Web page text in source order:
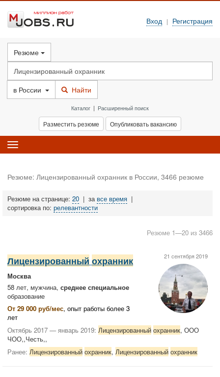
Вход | Регистрация
Резюме
в России Найти
Каталог | Расширенный поиск
Разместить резюме Опубликовать вакансию
Toggle
navigation
Резюме: Лицензированный охранник в России, 3466 резюме
Резюме на странице: 20 | за все время |
сортировка по: релевантности
Резюме 1—20 из 3466
21 сентября 2019
Лицензированный охранник
Москва
58 лет, мужчина, среднее специальное
образование
От 29 000 руб/мес, опыт работы более 3
лет
Октябрь 2017 — январь 2019: Лицензированный охранник, ООО
ЧОО,,Честь,,
Ранее: Лицензированный охранник, Лицензированный охранник